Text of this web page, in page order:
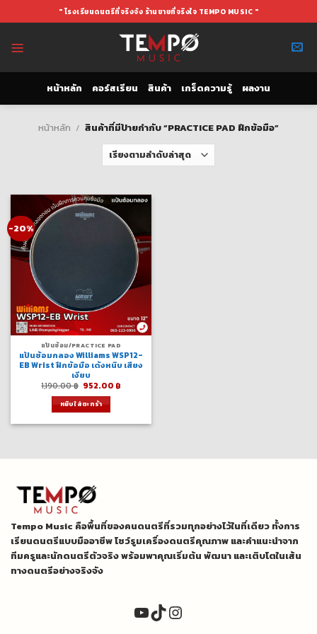
to
" โรงเรียนดนตรีที่จริงจัง ร้านขายที่จริงใจ TEMPO MUSIC "
หน้าหลัก คอร์สเรียน สินค้า เกร็ดความรู้ ผลงาน
หน้าหลัก / สินค้าที่มีป้ายกำกับ “PRACTICE PAD ฝึกข้อมือ”
-20%
แป้นซ้อม/PRACTICE PAD
แป้นซ้อมกลอง Williams WSP12-
EB Wrist ฝึกข้อมือ เด้งหนึบ เสียง
เงียบ
1,190.00฿ Original
was:
1,190.00 ฿.
952.00 ฿Current
หยิบใส่ตะกร้า
Tempo Music คือพื้นที่ของคนดนตรีที่รวมทุกอย่างไว้ในที่เดียว ทั้งการ
เรียนดนตรีแบบมืออาชีพ โชว์รูมเครื่องดนตรีคุณภาพ และคำแนะนำจาก
ทีมครูและนักดนตรีตัวจริง พร้อมพาคุณเริ่มต้น พัฒนา และเติบโตในเส้น
ทางดนตรีอย่างจริงจัง
YouTube
TikTok
Instagram